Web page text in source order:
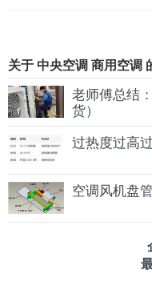
关于 中央空调 商用空调
老师傅总结
货）
过热度过高
空调风机盘